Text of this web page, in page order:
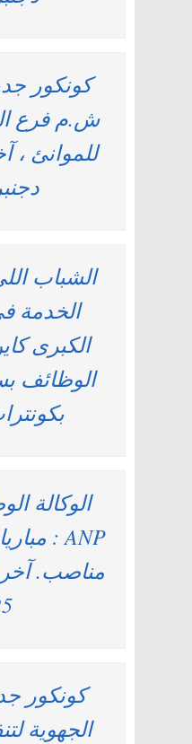
كونكور
ش.م فرع
دجنبر
الشباب
الخدمة
الكبرى
الوظائف
الوكالة
كونكور
الجهوية